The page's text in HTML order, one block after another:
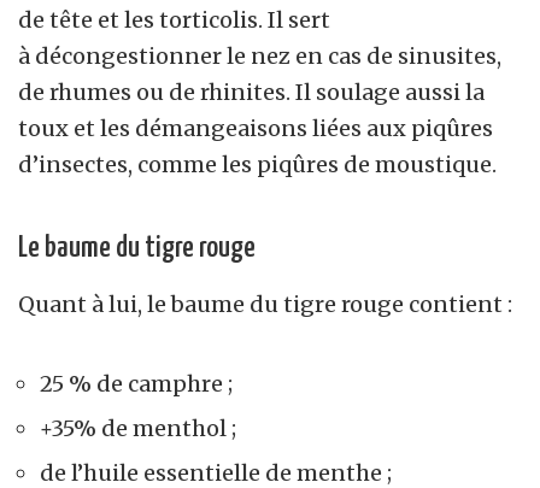
de tête et les torticolis. Il sert
à décongestionner le nez en cas de sinusites,
de rhumes ou de rhinites. Il soulage aussi la
toux et les démangeaisons liées aux piqûres
d’insectes, comme les piqûres de moustique.
Le baume du tigre rouge
Quant à lui, le baume du tigre rouge contient :
25 % de camphre ;
+35% de menthol ;
de l’huile essentielle de menthe ;